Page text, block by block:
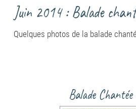
Juin 2014 : Balade
Quelques photos de la balade
Balade